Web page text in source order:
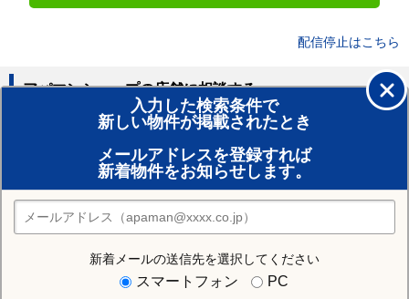
配信停止はこちら
入力した検索条件で
新しい物件が掲載されたとき
メールアドレスを登録すれば
新着物件をお知らせします。
新着メールの送信先を選択してください
スマートフォン PC
アパマンショップの店舗に相談する
賃貸のプロがお部屋探し！
おまかせ物件リクエスト
住みたい街の店舗を探す
店舗検索
住む街研究所で六実駅の情報を見る